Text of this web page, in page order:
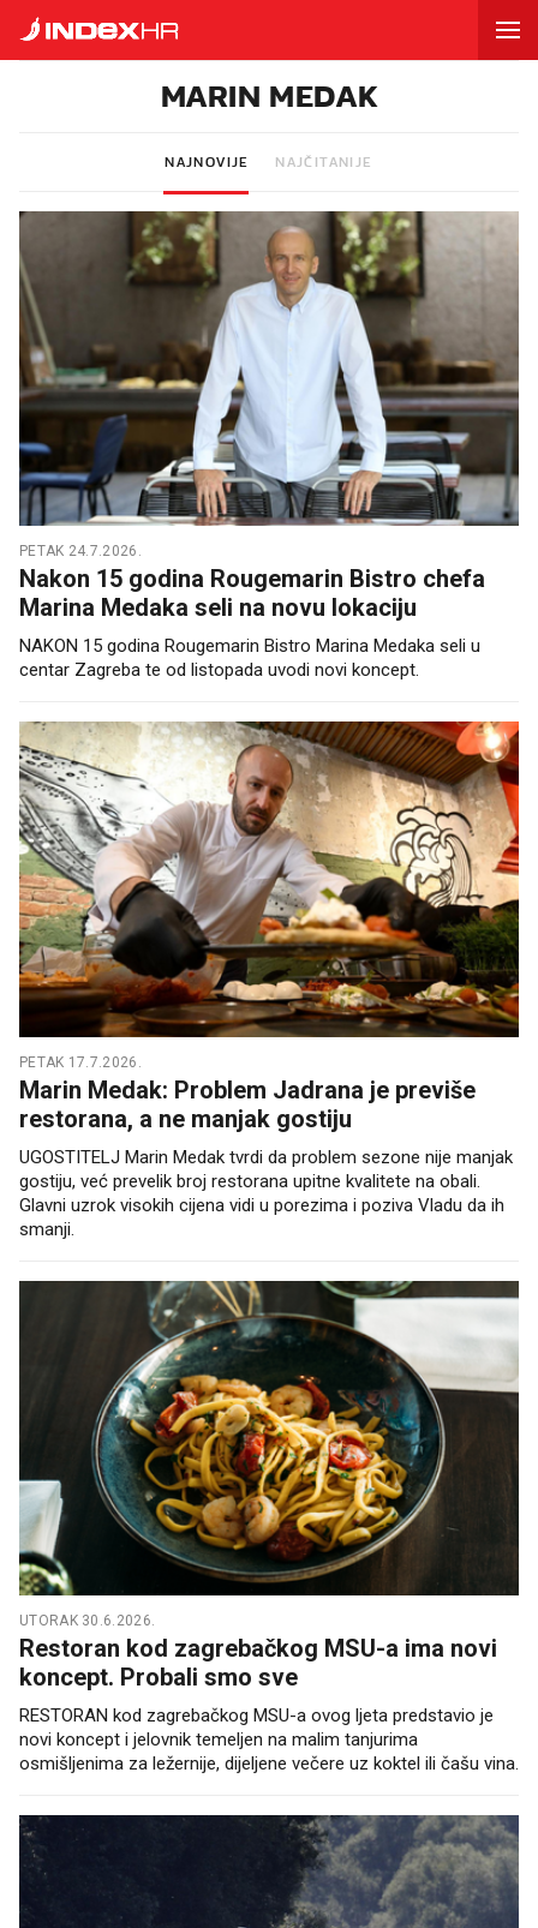
MARIN MEDAK
NAJNOVIJE NAJČITANIJE
PETAK 24.7.2026.
Nakon 15 godina Rougemarin Bistro chefa
Marina Medaka seli na novu lokaciju
NAKON 15 godina Rougemarin Bistro Marina Medaka seli u
centar Zagreba te od listopada uvodi novi koncept.
PETAK 17.7.2026.
Marin Medak: Problem Jadrana je previše
restorana, a ne manjak gostiju
UGOSTITELJ Marin Medak tvrdi da problem sezone nije manjak
gostiju, već prevelik broj restorana upitne kvalitete na obali.
Glavni uzrok visokih cijena vidi u porezima i poziva Vladu da ih
smanji.
UTORAK 30.6.2026.
Restoran kod zagrebačkog MSU-a ima novi
koncept. Probali smo sve
RESTORAN kod zagrebačkog MSU-a ovog ljeta predstavio je
novi koncept i jelovnik temeljen na malim tanjurima
osmišljenima za ležernije, dijeljene večere uz koktel ili čašu vina.